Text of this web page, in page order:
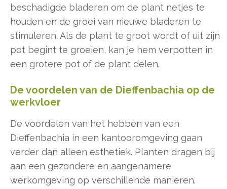
beschadigde bladeren om de plant netjes te
houden en de groei van nieuwe bladeren te
stimuleren. Als de plant te groot wordt of uit zijn
pot begint te groeien, kan je hem verpotten in
een grotere pot of de plant delen.
De voordelen van de Dieffenbachia op de
werkvloer
De voordelen van het hebben van een
Dieffenbachia in een kantooromgeving gaan
verder dan alleen esthetiek. Planten dragen bij
aan een gezondere en aangenamere
werkomgeving op verschillende manieren.